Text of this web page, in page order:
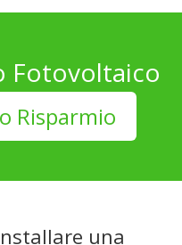
Fotovoltaico
Risparmio
una